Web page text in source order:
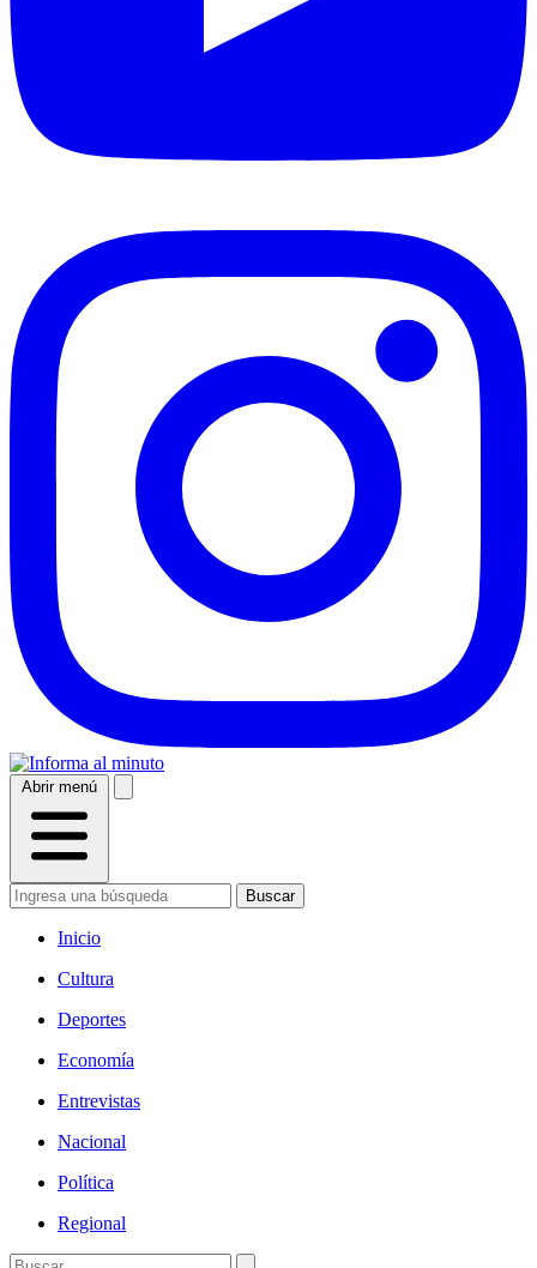
Abrir menú
Buscar
Inicio
Cultura
Deportes
Economía
Entrevistas
Nacional
Política
Regional